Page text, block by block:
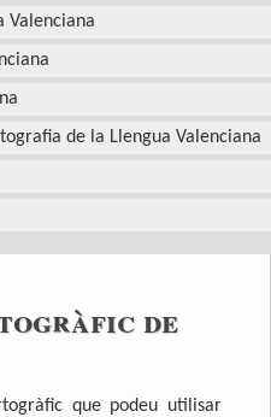
Valenciana
de la Llengua Valenciana
de
que podeu utilisar